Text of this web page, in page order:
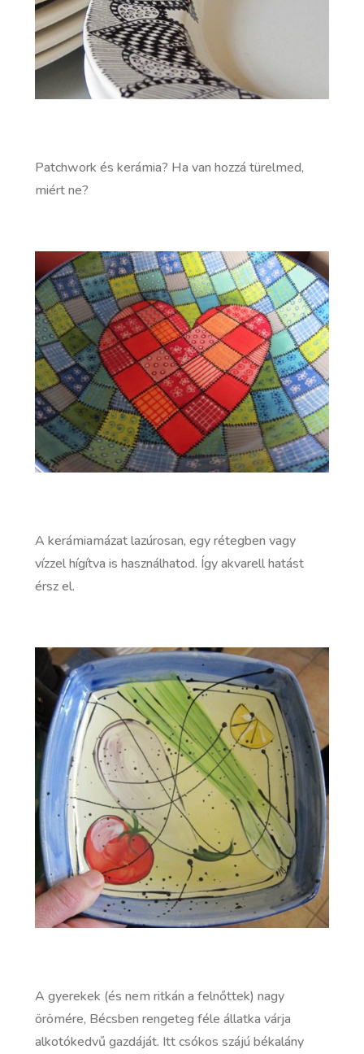
Patchwork és kerámia? Ha van hozzá türelmed,
miért ne?
A kerámiamázat lazúrosan, egy rétegben vagy
vízzel hígítva is használhatod. Így akvarell hatást
érsz el.
A gyerekek (és nem ritkán a felnőttek) nagy
örömére, Bécsben rengeteg féle állatka várja
alkotókedvű gazdáját. Itt csókos szájú békalány